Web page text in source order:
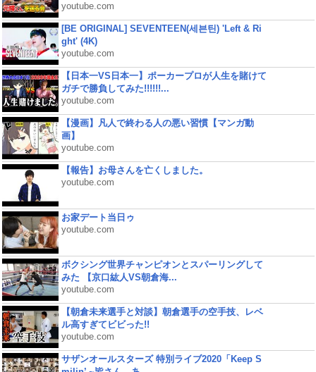
youtube.com
[BE ORIGINAL] SEVENTEEN(세븐틴) 'Left & Ri
ght' (4K)
youtube.com
【日本一VS日本一】ポーカープロが人生を賭けて
ガチで勝負してみた!!!!!!...
youtube.com
【漫画】凡人で終わる人の悪い習慣【マンガ動
画】
youtube.com
【報告】お母さんを亡くしました。
youtube.com
お家デート当日ゥ
youtube.com
ボクシング世界チャンピオンとスパーリングして
みた 【京口紘人VS朝倉海...
youtube.com
【朝倉未来選手と対談】朝倉選手の空手技、レベ
ル高すぎてビビった!!
youtube.com
サザンオールスターズ 特別ライブ2020「Keep S